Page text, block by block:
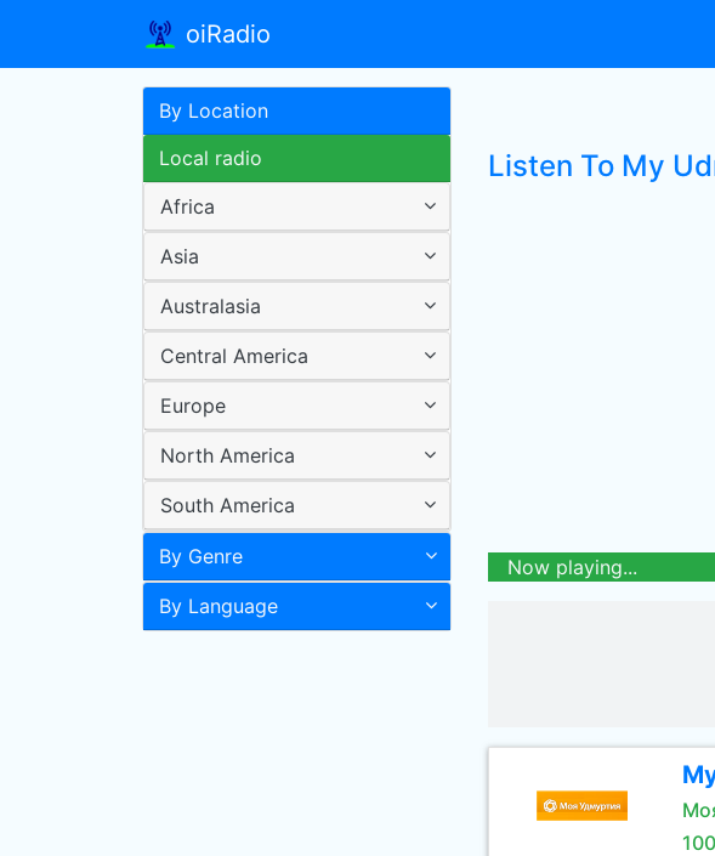
oiRadio
By Location
Local radio
Africa
Asia
Australasia
Central America
Europe
North America
South America
By Genre
By Language
Listen To My
Now playing...